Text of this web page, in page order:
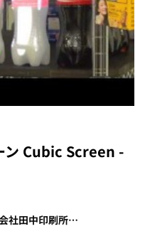
ン Cubic Screen -
社田中印刷所…